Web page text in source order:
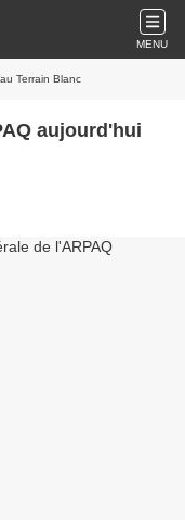
MENU
Terrain Blanc
aujourd'hui